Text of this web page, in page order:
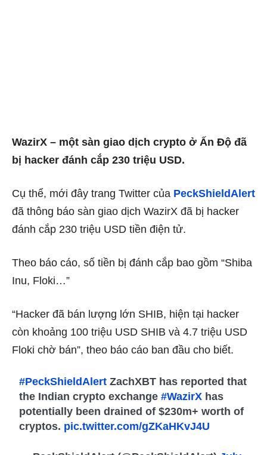
WazirX – một sàn giao dịch crypto ở Ấn Độ đã
bị hacker đánh cắp 230 triệu USD.
Cụ thể, mới đây trang Twitter của PeckShieldAlert
đã thông báo sàn giao dịch WazirX đã bị hacker
đánh cắp 230 triệu USD tiền điện tử.
Theo báo cáo, số tiền bị đánh cắp bao gồm “Shiba
Inu, Floki…”
“Hacker đã bán lượng lớn SHIB, hiện tại hacker
còn khoảng 100 triệu USD SHIB và 4.7 triệu USD
Floki chờ bán”, theo báo cáo ban đầu cho biết.
#PeckShieldAlert ZachXBT has reported that
the Indian crypto exchange#WazirX has
potentially been drained of $230m+ worth of
cryptos. pic.twitter.com/gZKaHKvJ4U